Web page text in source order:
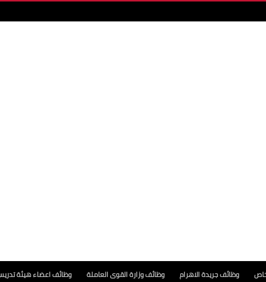
وظائف جريدة الاهرام وظائف وزارة القوى العاملة وظائف اعضاء هيئة